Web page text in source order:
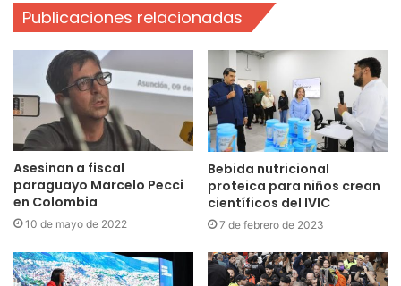
Publicaciones relacionadas
Asesinan a fiscal
paraguayo Marcelo Pecci
en Colombia
10 de mayo de 2022
Bebida nutricional
proteica para niños crean
científicos del IVIC
7 de febrero de 2023